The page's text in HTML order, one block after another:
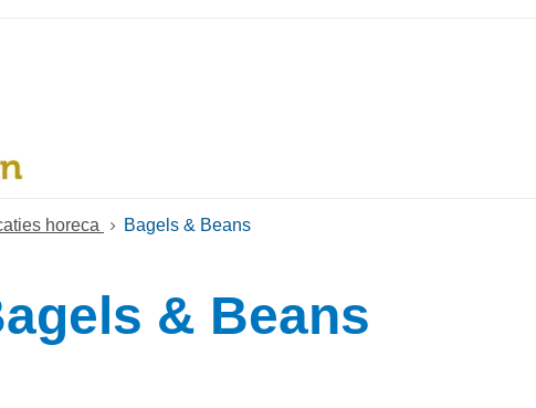
horeca Bagels & Beans
& Beans